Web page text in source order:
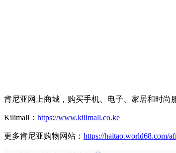
肯尼亚网上商城，购买手机、电子、家居和时尚
Kilimall： https://www.kilimall.co.ke
更多肯尼亚购物网站： https://haitao.world68.com/